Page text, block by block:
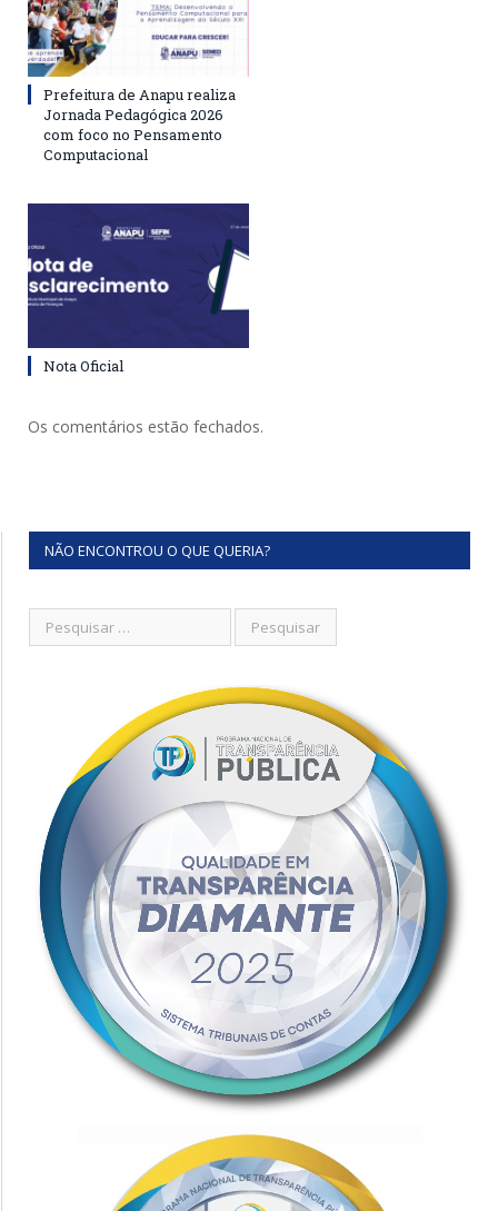
Prefeitura de Anapu realiza
Jornada Pedagógica 2026
com foco no Pensamento
Computacional
Nota Oficial
Os comentários estão fechados.
NÃO ENCONTROU O QUE QUERIA?